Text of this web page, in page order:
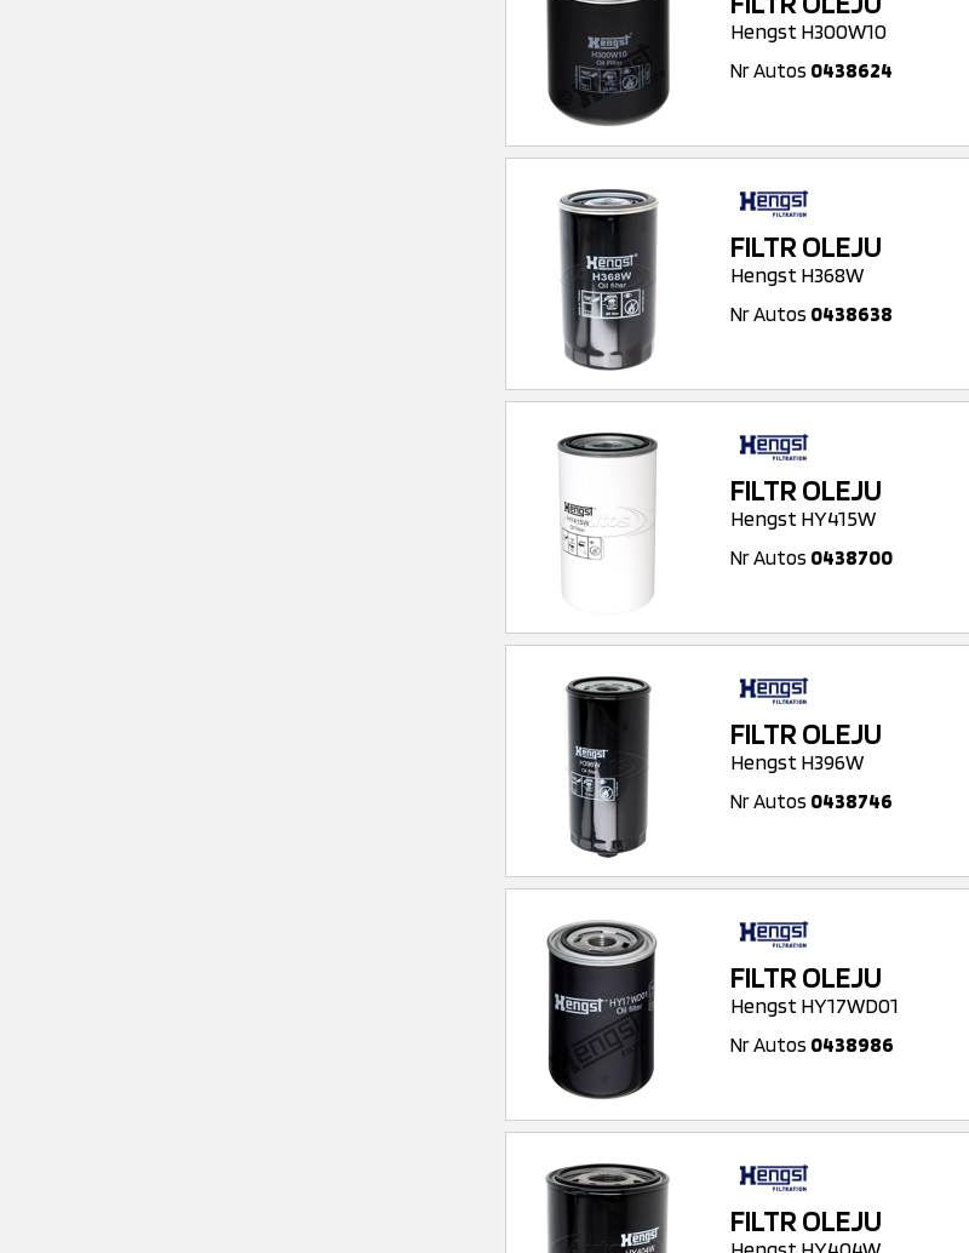
Hengst H300W10
Nr Autos 0438624
FILTR OLEJU
Hengst H368W
Nr Autos 0438638
FILTR OLEJU
Hengst HY415W
Nr Autos 0438700
FILTR OLEJU
Hengst H396W
Nr Autos 0438746
FILTR OLEJU
Hengst HY17WD01
Nr Autos 0438986
FILTR OLEJU